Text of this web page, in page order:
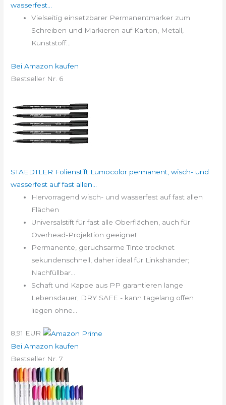
wasserfest...
Vielseitig einsetzbarer Permanentmarker zum
Schreiben und Markieren auf Karton, Metall,
Kunststoff...
Bei Amazon kaufen
Bestseller Nr. 6
STAEDTLER Folienstift Lumocolor permanent, wisch- und
wasserfest auf fast allen...
Hervorragend wisch- und wasserfest auf fast allen
Flächen
Universalstift für fast alle Oberflächen, auch für
Overhead-Projektion geeignet
Permanente, geruchsarme Tinte trocknet
sekundenschnell, daher ideal für Linkshänder;
Nachfüllbar...
Schaft und Kappe aus PP garantieren lange
Lebensdauer; DRY SAFE - kann tagelang offen
liegen ohne...
8,91 EUR
Bei Amazon kaufen
Bestseller Nr. 7